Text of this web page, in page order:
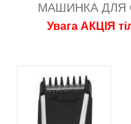
МАШИНКА ДЛЯ
Увага АКЦІЯ